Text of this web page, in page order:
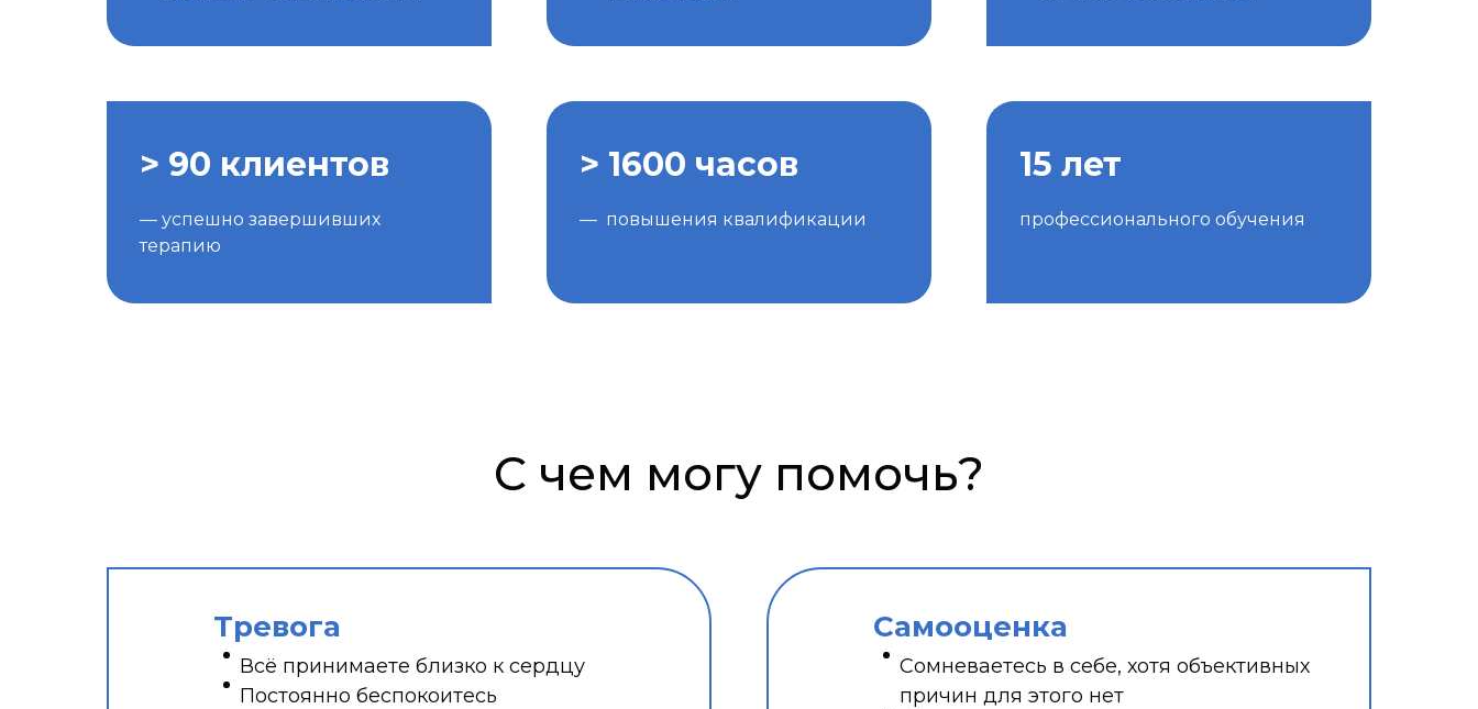
> 90 клиентов
— успешно завершивших
терапию
> 1600 часов
— повышения квалификации
15 лет
профессионального обучения
С чем могу помочь?
Тревога
Всё принимаете близко к сердцу
Постоянно беспокоитесь
Самооценка
Сомневаетесь в себе, хотя объективных
причин для этого нет